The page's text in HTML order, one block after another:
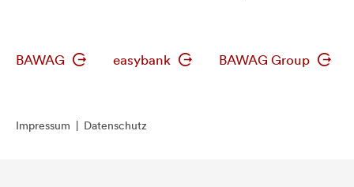
BAWAG easybank BAWAG Group
Impressum Datenschutz